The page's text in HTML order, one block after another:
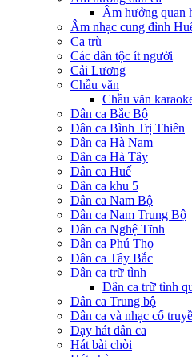
Âm hưởng quan
Âm nhạc cung đình
Ca trù
Các dân tộc ít người
Cải Lương
Chầu văn
Chầu văn
Dân ca Bắc Bộ
Dân ca Bình Trị Thiên
Dân ca Hà Nam
Dân ca Hà Tây
Dân ca Huế
Dân ca khu 5
Dân ca Nam Bộ
Dân ca Nam Trung Bộ
Dân ca Nghệ Tĩnh
Dân ca Phú Thọ
Dân ca Tây Bắc
Dân ca trữ tình
Dân ca trữ tình
Dân ca Trung bộ
Dân ca và nhạc cổ
Dạy hát dân ca
Hát bài chòi